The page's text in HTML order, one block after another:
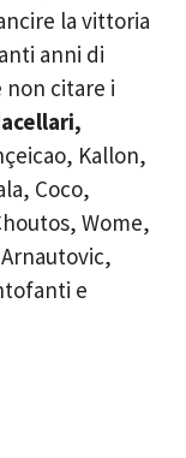
la vittoria
anni di
non citare i
Kallon,
Coco,
Wome,
e